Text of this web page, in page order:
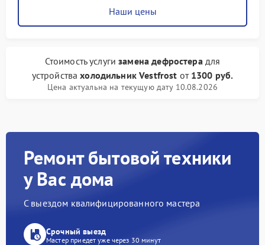
Наши цены
Стоимость услугизамена дефростерадля
устройствахолодильник Vestfrost от 1300 руб.
Цена актуальна на текущую дату 10.08.2026
Ремонт бытовой техники
у Вас дома
С выездом квалифицированного мастера
Срочный выезд
Мастер приедет уже через 30 минут